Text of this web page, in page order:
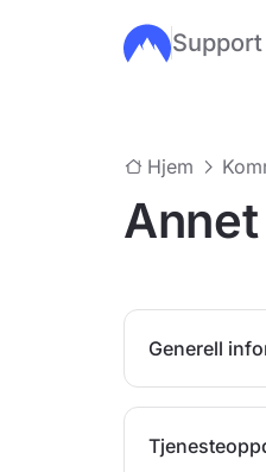
Hopp til
Hjem
Annet
Generell